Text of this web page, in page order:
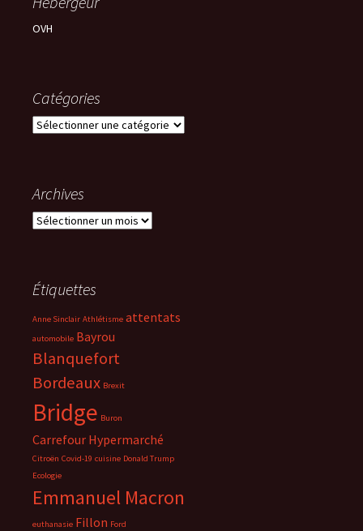
OVH
Catégories
Catégories
Archives
Archives
Étiquettes
Anne Sinclair Athlétisme attentats
automobile Bayrou
Blanquefort
Bordeaux Brexit
Bridge Buron
Carrefour Hypermarché
Citroën Covid-19 cuisine Donald Trump
Ecologie
Emmanuel Macron
euthanasie Fillon Ford